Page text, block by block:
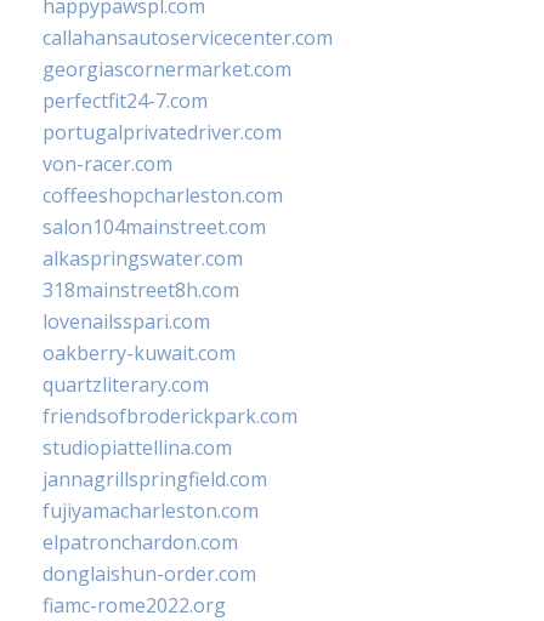
happypawspl.com
callahansautoservicecenter.com
georgiascornermarket.com
perfectfit24-7.com
portugalprivatedriver.com
von-racer.com
coffeeshopcharleston.com
salon104mainstreet.com
alkaspringswater.com
318mainstreet8h.com
lovenailsspari.com
oakberry-kuwait.com
quartzliterary.com
friendsofbroderickpark.com
studiopiattellina.com
jannagrillspringfield.com
fujiyamacharleston.com
elpatronchardon.com
donglaishun-order.com
fiamc-rome2022.org